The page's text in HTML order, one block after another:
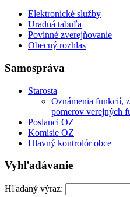
Elektronické služby
Uradná tabuľa
Povinné zverejňovanie
Obecný rozhlas
Samospráva
Starosta
Oznámenia funkcií,
pomerov verejných
Poslanci OZ
Komisie OZ
Hlavný kontrolór obce
Vyhľadávanie
Hľadaný výraz: